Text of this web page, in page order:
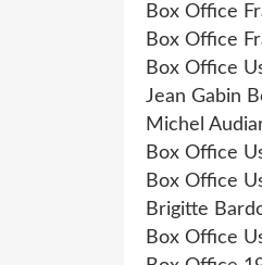
Box Office
Box Office
Box Office
Jean Gabin
Michel
Box Office
Box Office
Brigitte
Box Office